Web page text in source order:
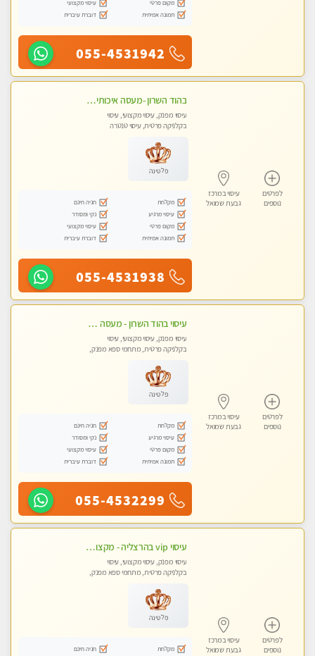
מקום פרטי
עיסוי מקצועי
תמונה אמיתית
דוברת עיברית
055-4531942
לפרטים
נוספים
עיסוי במרכז
גבעת שמואל
בהוד השרון -מעסה איכותית למאסז מקצועי ומפנק לכל שרירי הגוף
עיסוי מפנק, עיסוי מקצועי, עיסוי
בקלניקה פרטית, עיסוי טנטרה
פלטינה
מקלחת
חניה חינם
עיסוי מרגיע
נקי ומסודר
מקום פרטי
עיסוי מקצועי
תמונה אמיתית
דוברת עיברית
055-4531938
לפרטים
נוספים
עיסוי במרכז
גבעת שמואל
עיסוי בהוד השרון - מעסה חדשה ואיכותית לעיסוי מרגיע ומפנק VIP-מומלץ לחלוטין! פרטי! ​​​​​​ Highly recommended
עיסוי מפנק, עיסוי מקצועי, עיסוי
בקלניקה פרטית, מתחמי ספא מפנק,
פלטינה
מקלחת
חניה חינם
עיסוי מרגיע
נקי ומסודר
מקום פרטי
עיסוי מקצועי
תמונה אמיתית
דוברת עיברית
055-4532299
לפרטים
נוספים
עיסוי במרכז
גבעת שמואל
עיסוי vip בהרצליה - מקצועי ומפנק ומקצועי ומיוחד
עיסוי מפנק, עיסוי מקצועי, עיסוי
בקלניקה פרטית, מתחמי ספא מפנק,
פלטינה
מקלחת
חניה חינם